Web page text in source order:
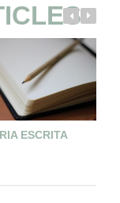
ESCRITA